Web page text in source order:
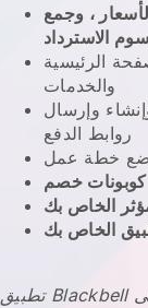
، وجمع
الاسترداد
الرئيسية
والخدمات
وإرسال
روابط الدفع
كوبونات خصم
الخاص بك
الخاص بك